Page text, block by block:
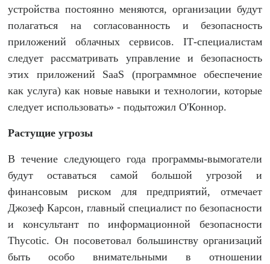
устройства постоянно меняются, организации будут
полагаться на согласованность и безопасность
приложений облачных сервисов. IТ-специалистам
следует рассматривать управление и безопасность
этих приложений SaaS (программное обеспечение
как услуга) как новые навыки и технологии, которые
следует использовать» - подытожил О'Коннор.
Растущие угрозы
В течение следующего года программы-вымогатели
будут оставаться самой большой угрозой и
финансовым риском для предприятий, отмечает
Джозеф Карсон, главный специалист по безопасности
и консультант по информационной безопасности
Thycotic. Он посоветовал большинству организаций
быть особо внимательными в отношении